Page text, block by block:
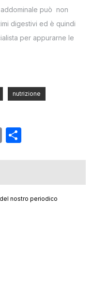
può non
digestivi ed è quindi
per appurarne le
nutrizione
Email
nostro periodico